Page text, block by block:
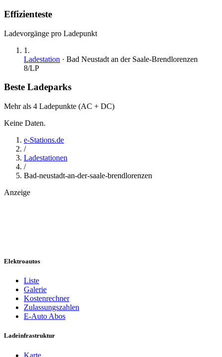
Effizienteste
Ladevorgänge pro Ladepunkt
1 .
Ladestation · Bad Neustadt an der Saale-Brendlorenzen
8/LP
Beste Ladeparks
Mehr als 4 Ladepunkte (AC + DC)
Keine Daten.
e-Stations.de
/
Ladestationen
/
Bad-neustadt-an-der-saale-brendlorenzen
Anzeige
Elektroautos
Liste
Galerie
Kostenrechner
Zulassungszahlen
E-Auto Abos
Ladeinfrastruktur
Karte